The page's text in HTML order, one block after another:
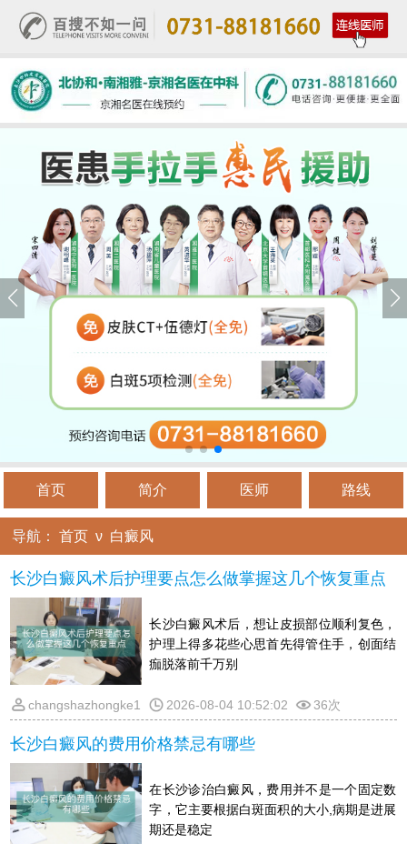
首页 简介 医师 路线
导航： 首页 ν 白癜风
长沙白癜风术后护理要点怎么做掌握这几个恢复重点
长沙白癜风术后，想让皮损部位顺利复色，
护理上得多花些心思首先得管住手，创面结
痂脱落前千万别
changshazhongke1 2026-08-04 10:52:02 36次
长沙白癜风的费用价格禁忌有哪些
在长沙诊治白癜风，费用并不是一个固定数
字，它主要根据白斑面积的大小,病期是进展
期还是稳定